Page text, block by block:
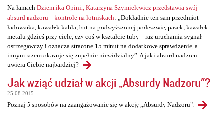
Na łamach Dziennika Opinii, Katarzyna Szymielewicz przedstawia swój
absurd nadzoru – kontrole na lotniskach: „Dokładnie ten sam przedmiot –
ładowarka, kawałek kabla, but na podwyższonej podeszwie, pasek, kawałek
metalu gdzieś przy ciele, czy coś w kształcie tuby – raz uruchamia sygnał
ostrzegawczy i oznacza stracone 15 minut na dodatkowe sprawdzenie, a
innym razem okazuje się zupełnie niewidzialny”. A jaki absurd nadzoru
uwiera Ciebie najbardziej?
Jak wziąć udział w akcji „Absurdy Nadzoru"?
25.08.2015
Poznaj 5 sposobów na zaangażowanie się w akcję „Absurdy Nadzoru".